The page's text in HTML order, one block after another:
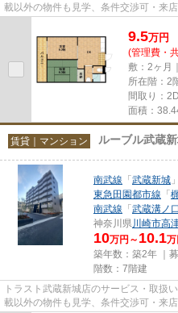
載以外の物件も見学、条件交渉可・来
時無料駐車場有（要電話予約...
9.5万円
(管理費・
敷：2ヶ月
所在階：2
間取り：
面積：
賃貸｜マンション ルーブル武蔵
南武線 「武蔵新城
東急田園都市線 「
南武線 「武蔵溝ノ口
神奈川県川崎市高
10万円～ 10.1万
築年数：築2年 ｜募
階数：7階建
トラスト武蔵新城店のサービス・取扱
載以外の物件も見学、条件交渉可・来